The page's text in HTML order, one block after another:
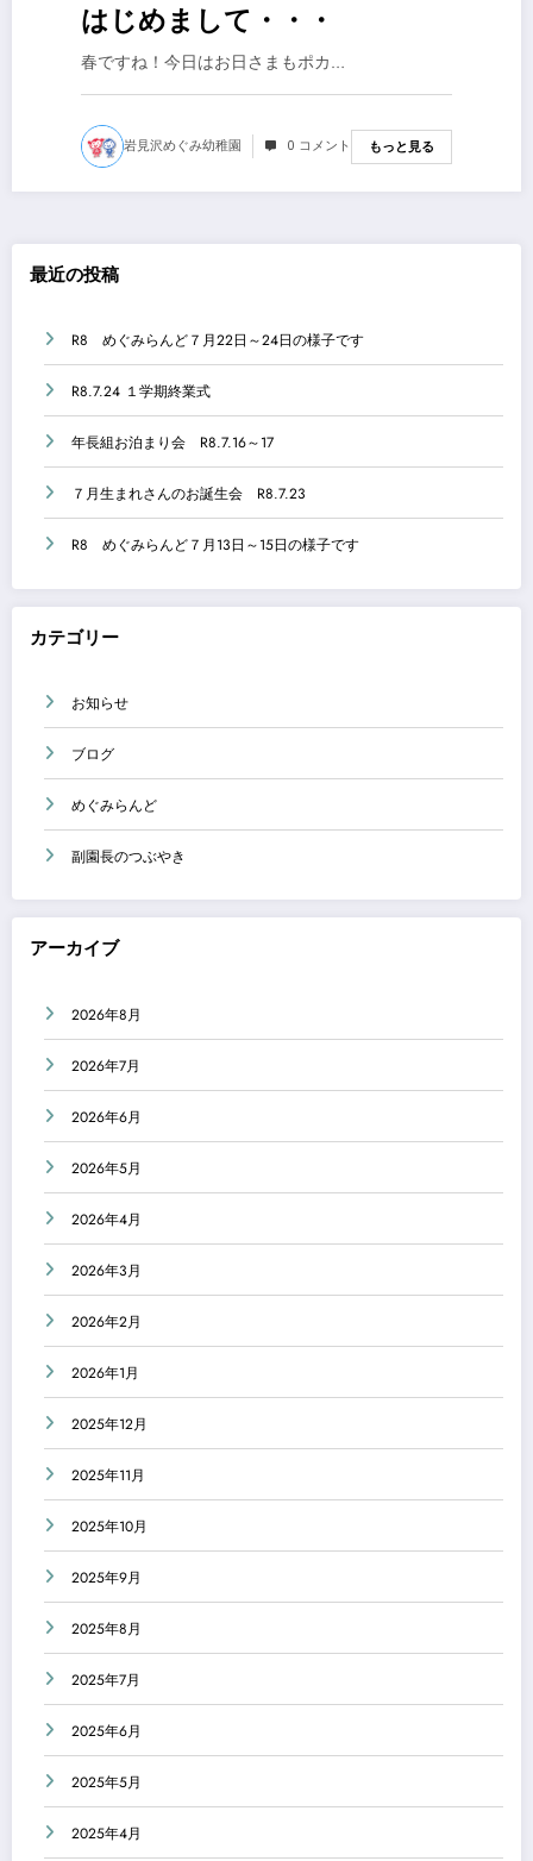
はじめまして・・・
春ですね！今日はお日さまもポカ…
岩見沢めぐみ幼稚園 0 コメント もっと見る
最近の投稿
R8 めぐみらんど７月22日～24日の様子です
R8.7.24 １学期終業式
年長組お泊まり会 R8.7.16～17
７月生まれさんのお誕生会 R8.7.23
R8 めぐみらんど７月13日～15日の様子です
カテゴリー
お知らせ
ブログ
めぐみらんど
副園長のつぶやき
アーカイブ
2026年8月
2026年7月
2026年6月
2026年5月
2026年4月
2026年3月
2026年2月
2026年1月
2025年12月
2025年11月
2025年10月
2025年9月
2025年8月
2025年7月
2025年6月
2025年5月
2025年4月